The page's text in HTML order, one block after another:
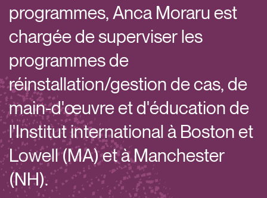
programmes, Anca Moraru est
chargée de superviser les
programmes de
réinstallation/gestion de cas, de
main-d'œuvre et d'éducation de
l'Institut international à Boston et
Lowell (MA) et à Manchester
(NH).